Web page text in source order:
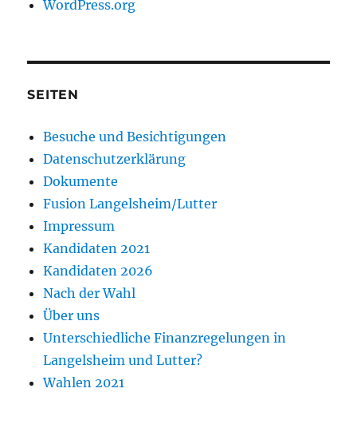
WordPress.org
SEITEN
Besuche und Besichtigungen
Datenschutzerklärung
Dokumente
Fusion Langelsheim/Lutter
Impressum
Kandidaten 2021
Kandidaten 2026
Nach der Wahl
Über uns
Unterschiedliche Finanzregelungen in
Langelsheim und Lutter?
Wahlen 2021